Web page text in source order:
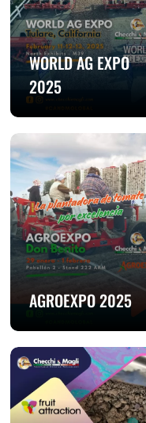
WORLD AG EXPO
2025
AGROEXPO 2025